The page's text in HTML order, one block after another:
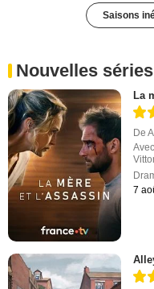
Saisons
Nouvelles
La
De
Avec
7